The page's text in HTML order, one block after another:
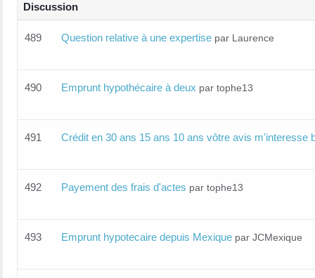
Discussion
489 Question relative à une expertise par Laurence
490 Emprunt hypothécaire à deux par tophe13
491 Crédit en 30 ans 15 ans 10 ans vôtre avis m'interesse
492 Payement des frais d'actes par tophe13
493 Emprunt hypotecaire depuis Mexique par JCMexique